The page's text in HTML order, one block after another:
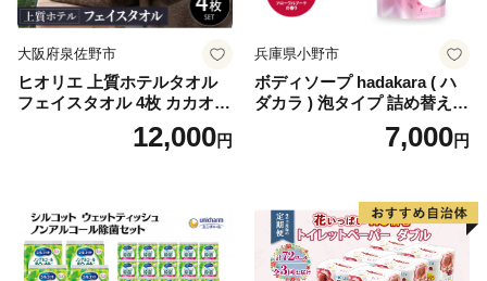
大阪府泉佐野市
ヒオリエ 上質ホテルタオル
フェイスタオル 4枚 カカオ
【タオル 泉州タオル 吸水 普
段使い 無地 シンプル 日用品
12,000円
兵庫県小野市
ボディソープ hadakara ( ハ
ダカラ ) 泡タイプ 詰め替え 4
40ml×4袋 ボディーソープ 泡
ボディソープ 泡 日用品 消耗
泡石鹸 石鹸 兵庫 兵庫県 小野
7,000円